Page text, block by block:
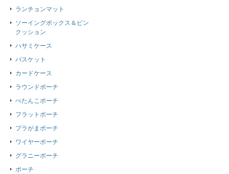
ランチョンマット
ソーイングボックス＆ピン
クッション
ハサミケース
バスケット
カードケース
ラウンドポーチ
ぺたんこポーチ
フラットポーチ
プラがまポーチ
ワイヤーポーチ
グラニーポーチ
ポーチ